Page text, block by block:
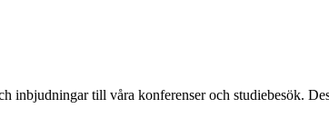
inbjudningar till våra konferenser och studiebesök.